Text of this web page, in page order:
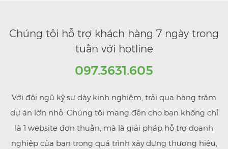
Chúng tôi hỗ trợ khách hàng 7 ngày trong
tuần với hotline
097.3631.605
Với đội ngũ kỹ sư dày kinh nghiệm, trải qua hàng trăm
dự án lớn nhỏ. Chúng tôi mang đến cho bạn không chỉ
là 1 website đơn thuần, mà là giải pháp hỗ trợ doanh
nghiệp của bạn trong quá trình xây dựng thương hiệu,